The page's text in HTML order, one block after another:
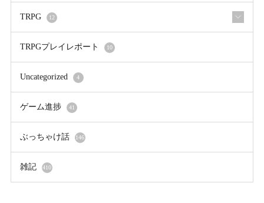
TRPG 12
TRPGプレイレポート 10
Uncategorized 4
ゲーム進捗 41
ぶっちゃけ話 146
雑記 410